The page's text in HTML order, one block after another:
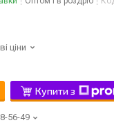
ціни
Купити з
56-49